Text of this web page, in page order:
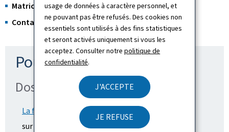
usage de données à caractère personnel, et
ne pouvant pas être refusés. Des cookies non
essentiels sont utilisés à des fins statistiques
et seront activés uniquement si vous les
acceptez. Consulter notrepolitique de
confidentialité.
J'ACCEPTE
JE REFUSE
Matricule: 1974 5000 021
Contact : comptabilite@ctie.etat.lu
Pour en savoir plus
Dossiers
La facturation électronique au Luxembourg
sur le site web du ministère de la Digitalisation